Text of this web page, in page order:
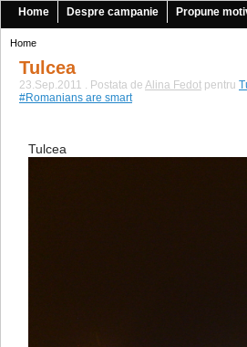
Home Despre campanie Propune
Home
Tulcea
23.Sep.2011 . Postata de Alina Fedot pentru
#Romanians are smart
Tulcea